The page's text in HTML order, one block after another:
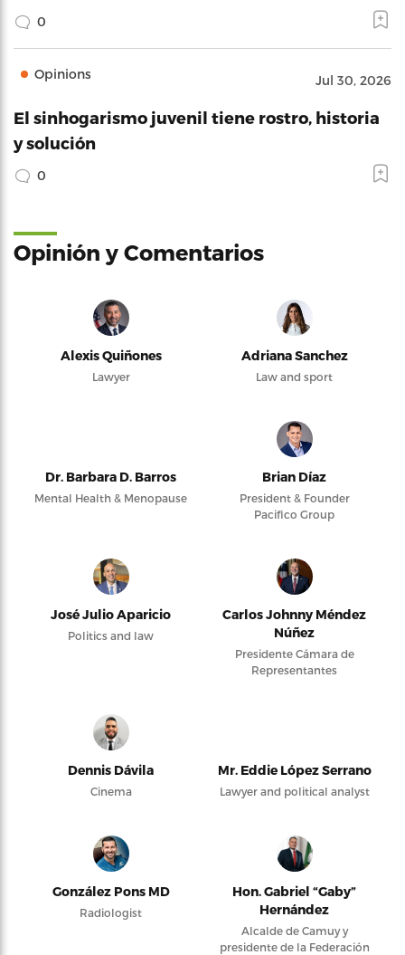
0
Opinions Jul 30, 2026
El sinhogarismo juvenil tiene rostro, historia
y solución
0
Opinión y Comentarios
Alexis Quiñones
Lawyer
Adriana Sanchez
Law and sport
Dr. Barbara D. Barros
Mental Health & Menopause
Brian Díaz
President & Founder
Pacifico Group
José Julio Aparicio
Politics and law
Carlos Johnny Méndez
Núñez
Presidente Cámara de
Representantes
Dennis Dávila
Cinema
Mr. Eddie López Serrano
Lawyer and political analyst
González Pons MD
Radiologist
Hon. Gabriel “Gaby”
Hernández
Alcalde de Camuy y
presidente de la Federación